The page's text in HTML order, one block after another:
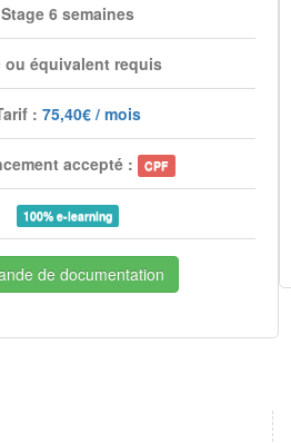
Stage 6 semaines
ou équivalent requis
: 75,40€ / mois
accepté : CPF
100% e-learning
de documentation